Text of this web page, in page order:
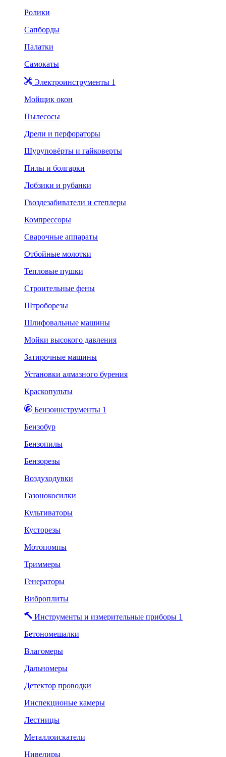
Ролики
Сапборды
Палатки
Самокаты
Электроинструменты 1
Мойщик окон
Пылесосы
Дрели и перфораторы
Шуруповёрты и гайковерты
Пилы и болгарки
Лобзики и рубанки
Гвоздезабиватели и степлеры
Компрессоры
Сварочные аппараты
Отбойные молотки
Тепловые пушки
Строительные фены
Штроборезы
Шлифовальные машины
Мойки высокого давления
Затирочные машины
Установки алмазного бурения
Краскопульты
Бензоинструменты 1
Бензобур
Бензопилы
Бензорезы
Воздуходувки
Газонокосилки
Культиваторы
Кусторезы
Мотопомпы
Триммеры
Генераторы
Виброплиты
Инструменты и измерительные приборы 1
Бетономешалки
Влагомеры
Дальномеры
Детектор проводки
Инспекционые камеры
Лестницы
Металлоискатели
Нивелиры